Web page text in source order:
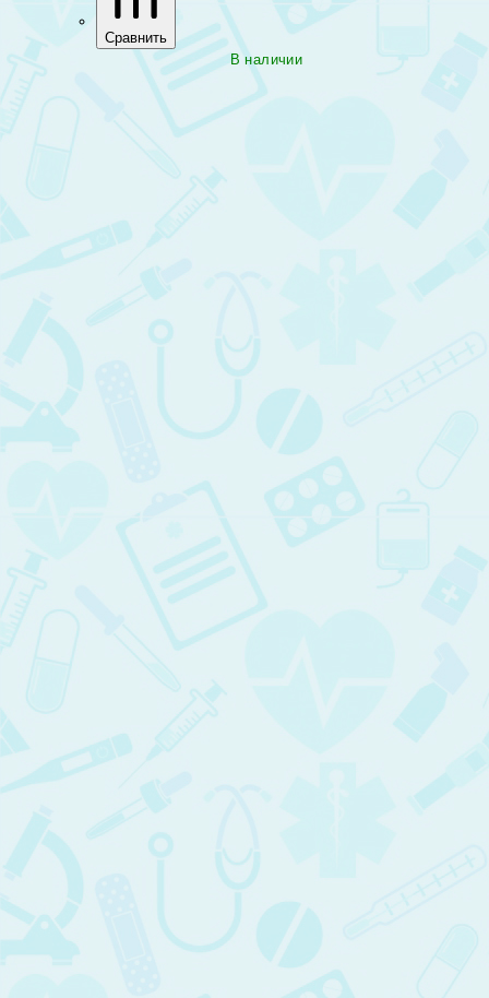
Сравнить
В наличии